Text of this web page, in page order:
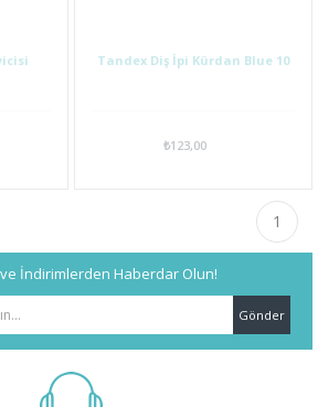
Tandex Diş İpi Kürdan Blue 10
₺123,00
1
İndirimlerden Haberdar Olun!
Gönder